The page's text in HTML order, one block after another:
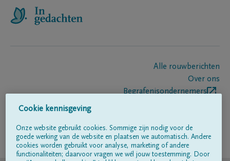
Alle rouwberichten
Over ons
Begrafenisondernemers
Volg ons op
Cookie kennisgeving
Onze website gebruikt cookies. Sommige zijn nodig voor de
goede werking van de website en plaatsen we automatisch. Andere
cookies worden gebruikt voor analyse, marketing of andere
functionaliteiten; daarvoor vragen we wél jouw toestemming. Door